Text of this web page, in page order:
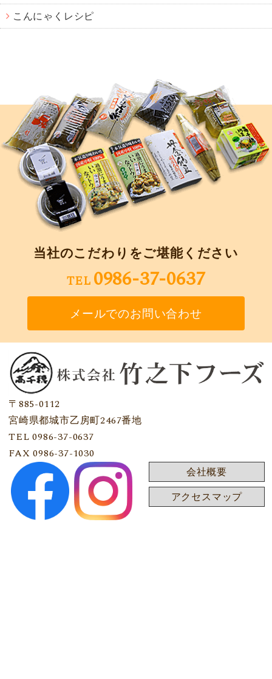
こんにゃくレシピ
当社のこだわりをご堪能ください
TEL 0986-37-0637
メールでのお問い合わせ
〒885-0112
宮崎県都城市乙房町2467番地
TEL 0986-37-0637
FAX 0986-37-1030
会社概要
アクセスマップ